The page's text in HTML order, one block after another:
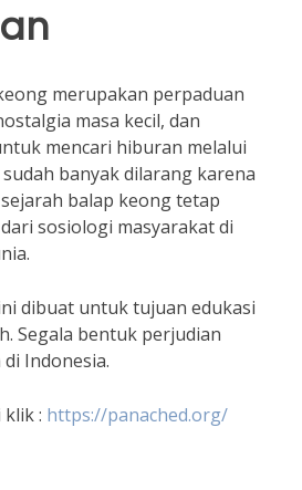
merupakan perpaduan
masa kecil, dan
mencari hiburan melalui
banyak dilarang karena
balap keong tetap
sosiologi masyarakat di
dibuat untuk tujuan edukasi
Segala bentuk perjudian
Indonesia.
: https://panached.org/